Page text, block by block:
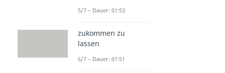
5/7 – Dauer: 01:53
zukommen zu
lassen
6/7 – Dauer: 01:51